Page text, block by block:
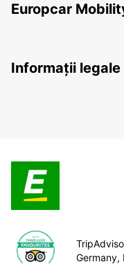
Europcar
Informații legale
Germany,